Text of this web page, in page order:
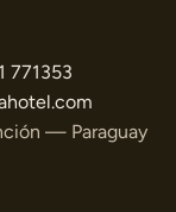
771353
— Paraguay